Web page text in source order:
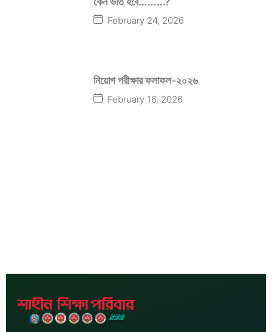
February 24, 2026
নিয়োগ পরীক্ষার ফলাফল-২০২৬
February 16, 2026